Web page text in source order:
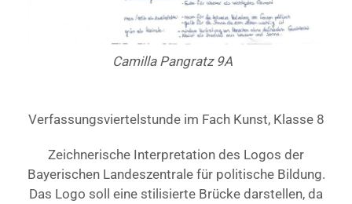
Camilla Pangratz 9A
Verfassungsviertelstunde im Fach Kunst, Klasse 8
Zeichnerische Interpretation des Logos der
Bayerischen Landeszentrale für politische Bildung.
Das Logo soll eine stilisierte Brücke darstellen, da